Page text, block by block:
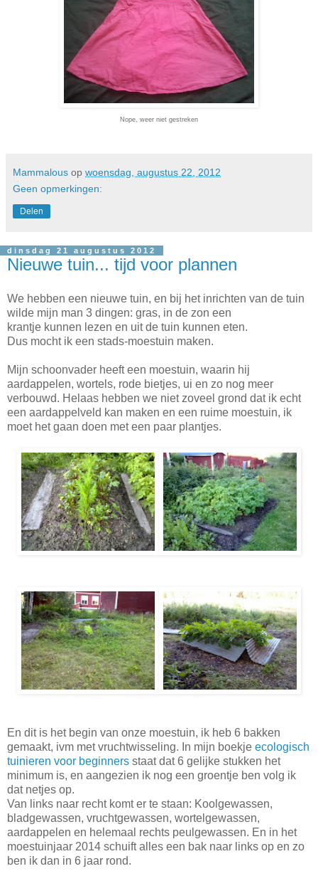
Nope, weer niet gestreken
Mammalous op woensdag, augustus 22, 2012
Geen opmerkingen:
Delen
dinsdag 21 augustus 2012
Nieuwe tuin... tijd voor plannen
We hebben een nieuwe tuin, en bij het inrichten van de tuin
wilde mijn man 3 dingen: gras, in de zon een
krantje kunnen lezen en uit de tuin kunnen eten.
Dus mocht ik een stads-moestuin maken.
Mijn schoonvader heeft een moestuin, waarin hij
aardappelen, wortels, rode bietjes, ui en zo nog meer
verbouwd. Helaas hebben we niet zoveel grond dat ik echt
een aardappelveld kan maken en een ruime moestuin, ik
moet het gaan doen met een paar plantjes.
En dit is het begin van onze moestuin, ik heb 6 bakken
gemaakt, ivm met vruchtwisseling. In mijn boekje ecologisch
tuinieren voor beginners staat dat 6 gelijke stukken het
minimum is, en aangezien ik nog een groentje ben volg ik
dat netjes op.
Van links naar recht komt er te staan: Koolgewassen,
bladgewassen, vruchtgewassen, wortelgewassen,
aardappelen en helemaal rechts peulgewassen. En in het
moestuinjaar 2014 schuift alles een bak naar links op en zo
ben ik dan in 6 jaar rond.